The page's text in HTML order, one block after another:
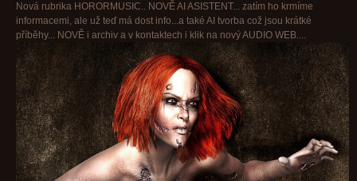
Nová rubrika HORORMUSIC.. NOVĚ AI ASISTENT... zatím ho krmíme
informacemi, ale už teď má dost info...a také AI tvorba což jsou krátké
příběhy... NOVĚ i archiv a v kontaktech i klik na nový AUDIO WEB....